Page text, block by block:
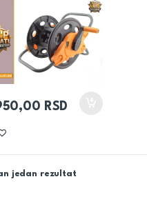
RSD
jedan rezultat